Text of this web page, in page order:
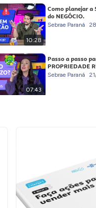
10:28
Como planejar a
do NEGÓCIO.
Sebrae Paraná
07:43
Passo a passo
PROPRIEDADE
Sebrae Paraná